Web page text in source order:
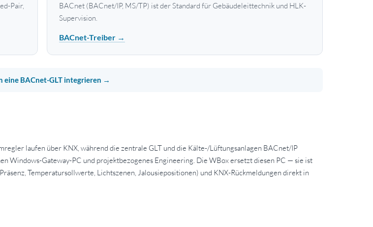
Pair,
BACnet (BACnet/IP, MS/TP) ist der Standard für Gebäudeleittechnik und HLK-
Supervision.
BACnet-Treiber →
eine BACnet-GLT integrieren →
laufen über KNX, während die zentrale GLT und die Kälte-/Lüftungsanlagen BACnet/IP
Windows-Gateway-PC und projektbezogenes Engineering. Die WBox ersetzt diesen PC — sie ist
Temperatursollwerte, Lichtszenen, Jalousiepositionen) und KNX-Rückmeldungen direkt in